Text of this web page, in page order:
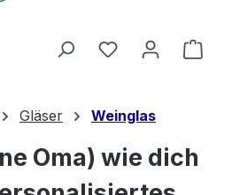
Du hast 0
Gläser Weinglas
Oma) wie dich